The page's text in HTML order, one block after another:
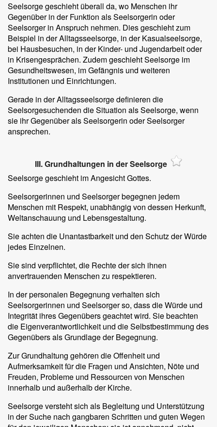
Seelsorge geschieht überall da, wo Menschen ihr
Gegenüber in der Funktion als Seelsorgerin oder
Seelsorger in Anspruch nehmen. Dies geschieht zum
Beispiel in der Alltagsseelsorge, in der Kasualseelsorge,
bei Hausbesuchen, in der Kinder- und Jugendarbeit oder
in Krisengesprächen. Zudem geschieht Seelsorge im
Gesundheitswesen, im Gefängnis und weiteren
Institutionen und Einrichtungen.
Gerade in der Alltagsseelsorge definieren die
Seelsorgesuchenden die Situation als Seelsorge, wenn
sie ihr Gegenüber als Seelsorgerin oder Seelsorger
ansprechen.
III. Grundhaltungen in der Seelsorge
Seelsorge geschieht im Angesicht Gottes.
Seelsorgerinnen und Seelsorger begegnen jedem
Menschen mit Respekt, unabhängig von dessen Herkunft,
Weltanschauung und Lebensgestaltung.
Sie achten die Unantastbarkeit und den Schutz der Würde
jedes Einzelnen.
Sie sind verpflichtet, die Rechte der sich ihnen
anvertrauenden Menschen zu respektieren.
In der personalen Begegnung verhalten sich
Seelsorgerinnen und Seelsorger so, dass die Würde und
Integrität ihres Gegenübers geachtet wird. Sie beachten
die Eigenverantwortlichkeit und die Selbstbestimmung des
Gegenübers als Grundlage der Begegnung.
Zur Grundhaltung gehören die Offenheit und
Aufmerksamkeit für die Fragen und Ansichten, Nöte und
Freuden, Probleme und Ressourcen von Menschen
innerhalb und außerhalb der Kirche.
Seelsorge versteht sich als Begleitung und Unterstützung
in der Suche nach gangbaren Schritten und guten Wegen